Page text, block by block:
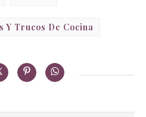
Y Trucos De Cocina